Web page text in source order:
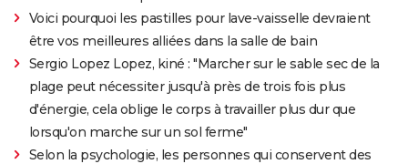
Voici pourquoi les pastilles pour lave-vaisselle devraient
être vos meilleures alliées dans la salle de bain
Sergio Lopez Lopez, kiné : "Marcher sur le sable sec de la
plage peut nécessiter jusqu'à près de trois fois plus
d'énergie, cela oblige le corps à travailler plus dur que
lorsqu'on marche sur un sol ferme"
Selon la psychologie, les personnes qui conservent des